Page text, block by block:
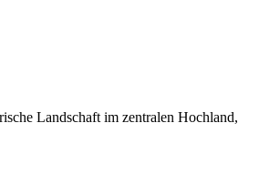
Landschaft im zentralen Hochland,